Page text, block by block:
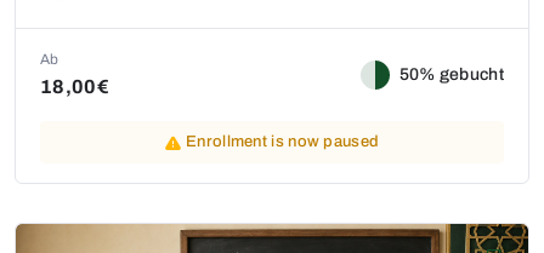
Ab
18,00€
50% gebucht
Enrollment is now paused